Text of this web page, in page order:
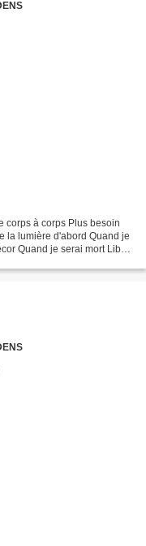
corps à corps Plus besoin
la lumière d'abord Quand je
Quand je serai mort Libre